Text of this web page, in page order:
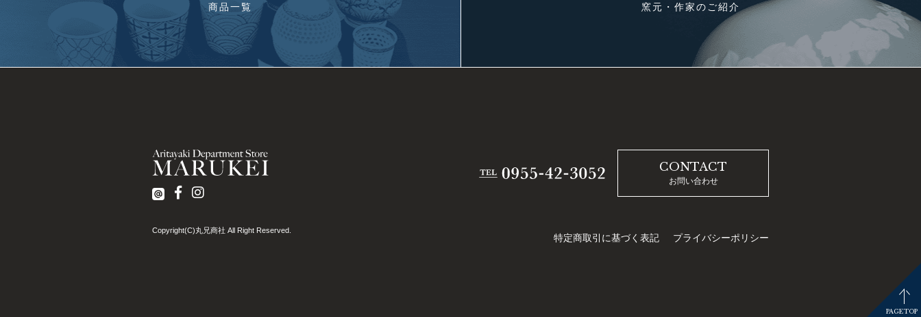
商品一覧 窯元・作家のご紹介
CONTACT
お問い合わせ
特定商取引に基づく表記 プライバシーポリシー
Copyright(C)丸兄商社 All Right Reserved.
PAGETOP